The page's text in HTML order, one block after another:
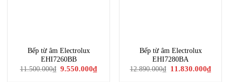
Bếp từ âm Electrolux
EHI7260BB
11.500.000₫ Giá
9.550.000₫Giá
hiện
Bếp từ âm Electrolux
EHI7280BA
12.890.000₫
Giá
11.830.000₫Giá
hiện